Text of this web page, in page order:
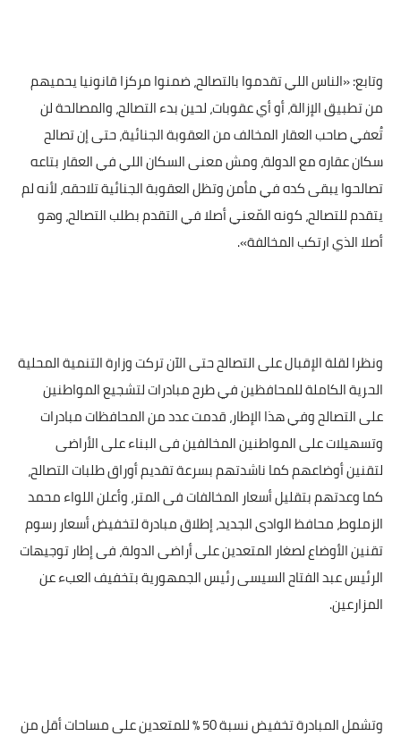
وتابع: «الناس اللي تقدموا بالتصالح، ضمنوا مركزا قانونيا يحميهم
من تطبيق الإزالة، أو أي عقوبات، لحين بدء التصالح، والمصالحة لن
تُعفي صاحب العقار المخالف من العقوبة الجنائية، حتى إن تصالح
سكان عقاره مع الدولة، ومش معنى السكان اللي في العقار بتاعه
تصالحوا يبقى كده في مأمن وتظل العقوبة الجنائية تلاحقه، لأنه لم
يتقدم للتصالح، كونه المّعني أصلا في التقدم بطلب التصالح، وهو
أصلا الذي ارتكب المخالفة».
ونظرا لقلة الإقبال على التصالح حتى الآن تركت وزارة التنمية المحلية
الحرية الكاملة للمحافظين في طرح مبادرات لتشجيع المواطنين
على التصالح وفي هذا الإطار، قدمت عدد من المحافظات مبادرات
وتسهيلات على المواطنين المخالفين فى البناء على الأراضى
لتقنين أوضاعهم كما ناشدتهم بسرعة تقديم أوراق طلبات التصالح،
كما وعدتهم بتقليل أسعار المخالفات فى المتر، وأعلن اللواء محمد
الزملوط، محافظ الوادى الجديد، إطلاق مبادرة لتخفيض أسعار رسوم
تقنين الأوضاع لصغار المتعدين على أراضى الدولة، فى إطار توجيهات
الرئيس عبد الفتاح السيسى رئيس الجمهورية بتخفيف العبء عن
المزارعين.
وتشمل المبادرة تخفيض نسبة 50 ٪ للمتعدين على مساحات أقل من